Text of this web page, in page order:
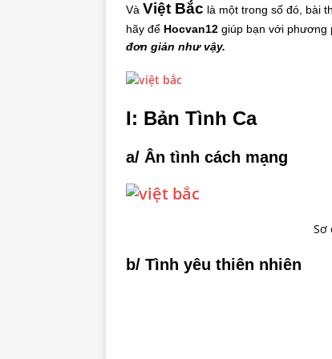
Và Việt Bắc là một trong số đó, bài
hãy để Hocvan12 giúp bạn với phương
đơn giản như vậy.
I: Bản Tình Ca
a/ Ân tình cách mạng
Sơ
b/ Tình yêu thiên nhiên